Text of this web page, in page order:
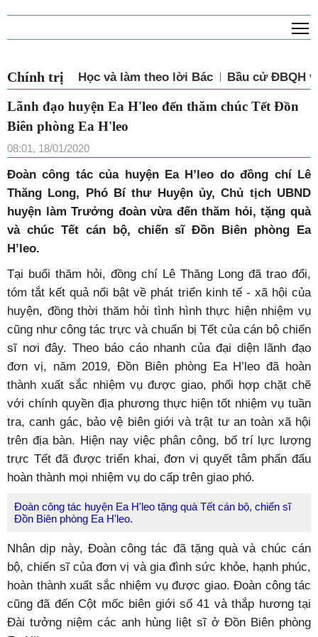
Chính trị Học và làm theo lời Bác Bầu cử ĐBQH
Lãnh đạo huyện Ea H'leo đến thăm chúc Tết Đồn
Biên phòng Ea H'leo
08:01, 18/01/2020
Đoàn công tác của huyện Ea H’leo do đồng chí Lê
Thăng Long, Phó Bí thư Huyện ủy, Chủ tịch UBND
huyện làm Trưởng đoàn vừa đến thăm hỏi, tặng quà
và chúc Tết cán bộ, chiến sĩ Đồn Biên phòng Ea
H’leo.
Tại buổi thăm hỏi, đồng chí Lê Thăng Long đã trao đổi,
tóm tắt kết quả nổi bật về phát triển kinh tế - xã hội của
huyện, đồng thời thăm hỏi tình hình thực hiện nhiệm vụ
cũng như công tác trực và chuẩn bị Tết của cán bộ chiến
sĩ nơi đây. Theo báo cáo nhanh của đại diện lãnh đạo
đơn vị, năm 2019, Đồn Biên phòng Ea H’leo đã hoàn
thành xuất sắc nhiệm vụ được giao, phối hợp chặt chẽ
với chính quyền địa phương thực hiện tốt nhiệm vụ tuần
tra, canh gác, bảo vệ biên giới và trật tư an toàn xã hội
trên địa bàn. Hiện nay việc phân công, bố trí lực lượng
trực Tết đã được triển khai, đơn vị quyết tâm phấn đấu
hoàn thành mọi nhiệm vụ do cấp trên giao phó.
Đoàn công tác huyện Ea H'leo tặng quà Tết cán bộ, chiến sĩ
Đồn Biên phòng Ea H'leo.
Nhân dịp này, Đoàn công tác đã tặng quà và chúc cán
bộ, chiến sĩ của đơn vị và gia đình sức khỏe, hạnh phúc,
hoàn thành xuất sắc nhiệm vụ được giao. Đoàn công tác
cũng đã đến Cột mốc biên giới số 41 và thắp hương tại
Đài tưởng niệm các anh hùng liệt sĩ ở Đồn Biên phòng